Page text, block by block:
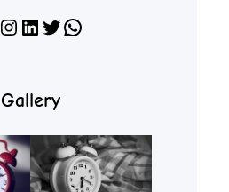
Instagram LinkedIn X WhatsApp
Gallery